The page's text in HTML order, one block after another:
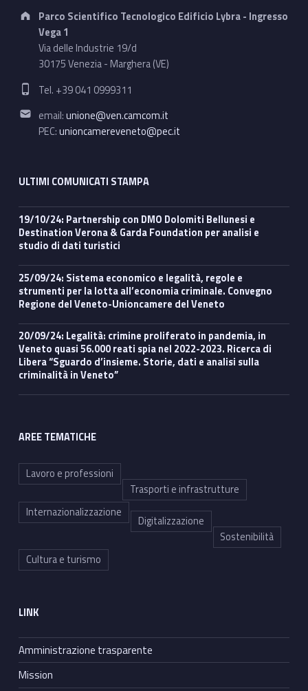
Address:
Parco Scientifico Tecnologico Edificio Lybra - Ingresso
Vega 1
Via delle Industrie 19/d
30175 Venezia - Marghera (VE)
Phone number:
Tel. +39 041 0999311
Email address:
email:unione@ven.camcom.it
PEC:unioncamereveneto@pec.it
ULTIMI COMUNICATI STAMPA
19/10/24: Partnership con DMO Dolomiti Bellunesi e
Destination Verona & Garda Foundation per analisi e
studio di dati turistici
25/09/24: Sistema economico e legalità, regole e
strumenti per la lotta all’economia criminale. Convegno
Regione del Veneto-Unioncamere del Veneto
20/09/24: Legalità: crimine proliferato in pandemia, in
Veneto quasi 56.000 reati spia nel 2022-2023. Ricerca di
Libera “Sguardo d’insieme. Storie, dati e analisi sulla
criminalità in Veneto”
AREE TEMATICHE
Lavoro e professioni
Trasporti e infrastrutture
Internazionalizzazione
Digitalizzazione
Sostenibilità
Cultura e turismo
LINK
Amministrazione trasparente
Mission